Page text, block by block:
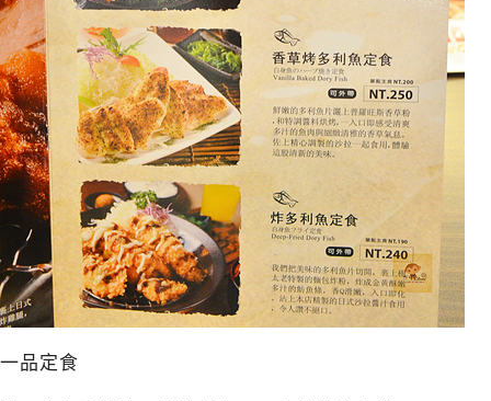
一品定食